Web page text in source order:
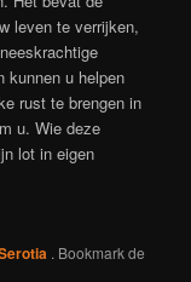
leven te verrijken,
kunnen u helpen
rust te brengen in
u. Wie deze
lot in eigen
. Bookmark de